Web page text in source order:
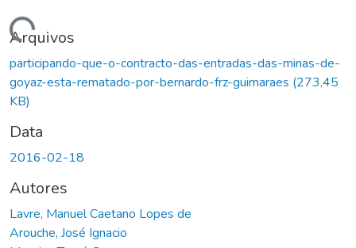
Carregando...
Arquivos
participando-que-o-contracto-das-entradas-das-minas-de-
goyaz-esta-rematado-por-bernardo-frz-guimaraes (273,45
KB)
Data
2016-02-18
Autores
Lavre, Manuel Caetano Lopes de
Arouche, José Ignacio